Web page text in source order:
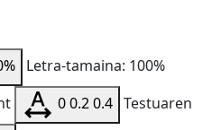
Letra-tamaina: 100%
00.20.4 Testuaren